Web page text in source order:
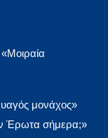
μονάχος»
Έρωτα σήμερα;»